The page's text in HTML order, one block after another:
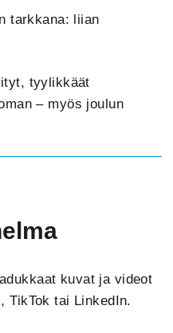
tarkkana: liian
tyylikkäät
– myös joulun
kuvat ja videot
TikTok tai LinkedIn.